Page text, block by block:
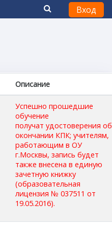
Вход
Описание
Успешно прошедшие
обучение
получатудостоверения об
окончании КПК; учителям,
работающим в ОУ
г.Москвы, запись будет
также внесена в единую
зачетную книжку
(образовательная
лицензия № 037511 от
19.05.2016).